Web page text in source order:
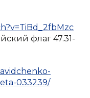
флаг 47.31-
033239/